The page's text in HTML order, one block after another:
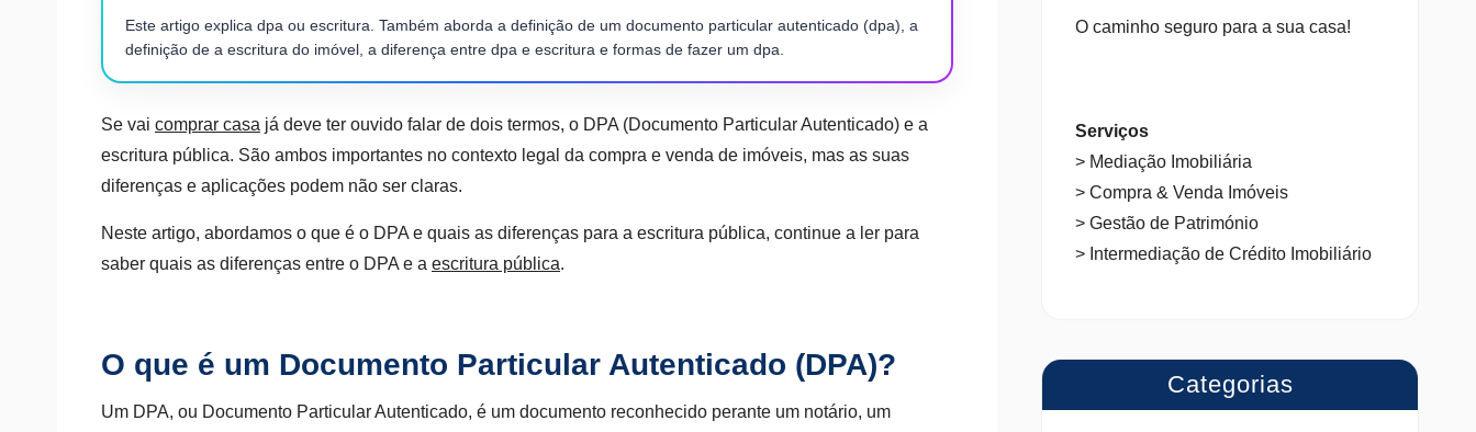
Este artigo explica dpa ou escritura. Também aborda a definição de um documento particular autenticado (dpa), a
definição de a escritura do imóvel, a diferença entre dpa e escritura e formas de fazer um dpa.
Se vai comprar casa já deve ter ouvido falar de dois termos, o DPA (Documento Particular Autenticado) e a
escritura pública. São ambos importantes no contexto legal da compra e venda de imóveis, mas as suas
diferenças e aplicações podem não ser claras.
Neste artigo, abordamos o que é o DPA e quais as diferenças para a escritura pública, continue a ler para
saber quais as diferenças entre o DPA e a escritura pública.
O que é um Documento Particular Autenticado (DPA)?
Um DPA, ou Documento Particular Autenticado, é um documento reconhecido perante um notário, um
O caminho seguro para a sua casa!
Serviços
> Mediação Imobiliária
> Compra & Venda Imóveis
> Gestão de Património
> Intermediação de Crédito Imobiliário
Categorias